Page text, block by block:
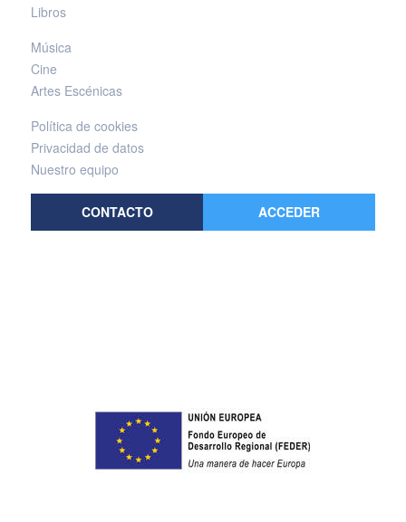
Libros
Música
Cine
Artes Escénicas
Política de cookies
Privacidad de datos
Nuestro equipo
CONTACTO ACCEDER